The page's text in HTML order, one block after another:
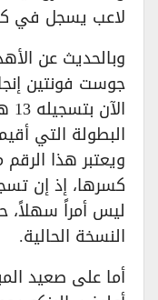
لاعب يسجل في
وبالحديث عن
جوست فونتين
ويعتبر هذا
ليس أمراً سهلاً،
النسخة الحالية.
أما على صعيد